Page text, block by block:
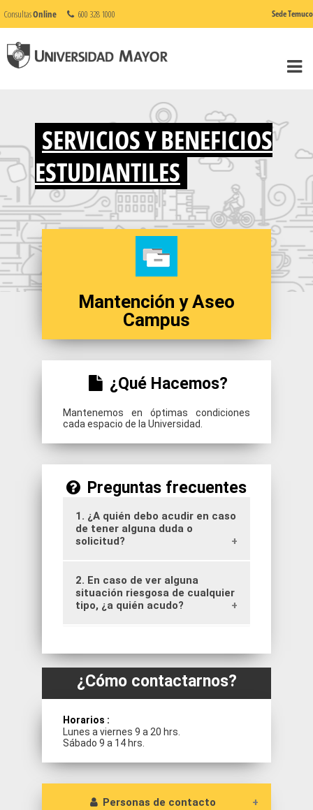
ConsultasOnline 600 328 1000 Sede Temuco
SERVICIOS Y BENEFICIOS
ESTUDIANTILES
Mantención y Aseo
Campus
¿Qué Hacemos?
Mantenemos en óptimas condiciones
cada espacio de la Universidad.
Preguntas frecuentes
1. ¿A quién debo acudir en caso
de tener alguna duda o
solicitud?
A cada encargado de las sedes.
2. En caso de ver alguna
situación riesgosa de cualquier
tipo, ¿a quién acudo?
la Sede o bien a nuestro
prevencionista de riesgo.
¿Cómo contactarnos?
Horarios :
Lunes a viernes 9 a 20 hrs.
Sábado 9 a 14 hrs.
Personas de contacto